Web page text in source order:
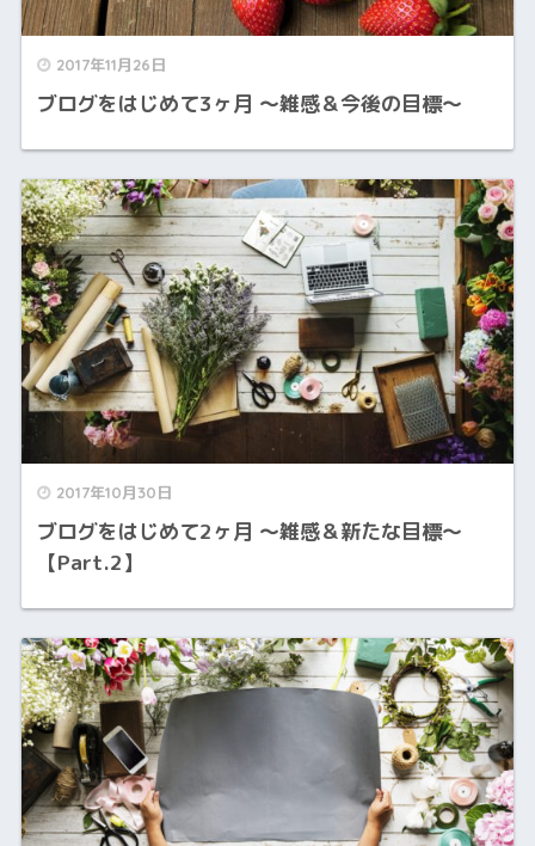
2017年11月26日
ブログをはじめて3ヶ月 ～雑感＆今後の目標～
2017年10月30日
ブログをはじめて2ヶ月 ～雑感＆新たな目標～
【Part.2】